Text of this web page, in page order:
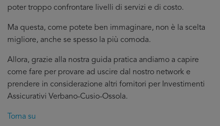
poter troppo confrontare livelli di servizi e di costo.
Ma questa, come potete ben immaginare, non è la scelta
migliore, anche se spesso la più comoda.
Allora, grazie alla nostra guida pratica andiamo a capire
come fare per provare ad uscire dal nostro network e
prendere in considerazione altri fornitori per Investimenti
Assicurativi Verbano-Cusio-Ossola.
Torna su